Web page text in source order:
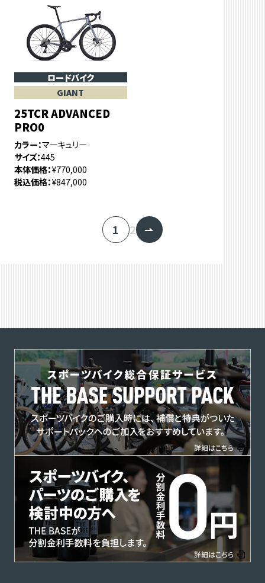
ロードバイク
GIANT
25TCR ADVANCED
PRO0
カラー マーキュリー
サイズ 445
本体価格 ¥770,000
税込価格 ¥847,000
1 2